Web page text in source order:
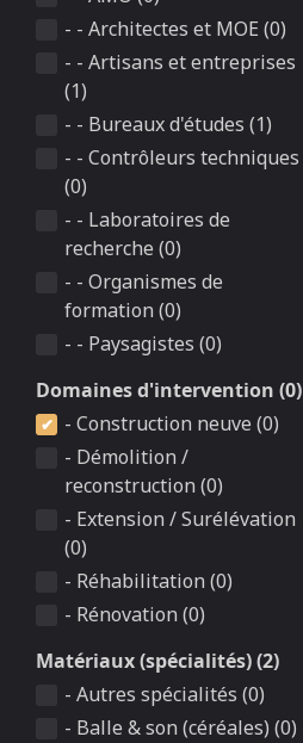
- - Architectes et MOE (0)
- - Artisans et entreprises
(1)
- - Bureaux d'études (1)
- - Contrôleurs techniques
(0)
- - Laboratoires de
recherche (0)
- - Organismes de
formation (0)
- - Paysagistes (0)
Domaines d'intervention (0)
- Construction neuve (0)
- Démolition /
reconstruction (0)
- Extension / Surélévation
(0)
- Réhabilitation (0)
- Rénovation (0)
Matériaux (spécialités) (2)
- Autres spécialités (0)
- Balle & son (céréales) (0)